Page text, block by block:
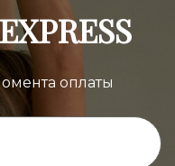
оплаты